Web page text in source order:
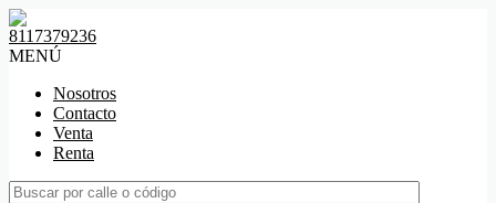
8117379236
MENÚ
Nosotros
Contacto
Venta
Renta